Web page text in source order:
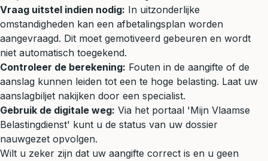
Vraag uitstel indien nodig: In uitzonderlijke
omstandigheden kan een afbetalingsplan worden
aangevraagd. Dit moet gemotiveerd gebeuren en wordt
niet automatisch toegekend.
Controleer de berekening: Fouten in de aangifte of de
aanslag kunnen leiden tot een te hoge belasting. Laat uw
aanslagbiljet nakijken door een specialist.
Gebruik de digitale weg: Via het portaal 'Mijn Vlaamse
Belastingdienst' kunt u de status van uw dossier
nauwgezet opvolgen.
Wilt u zeker zijn dat uw aangifte correct is en u geen